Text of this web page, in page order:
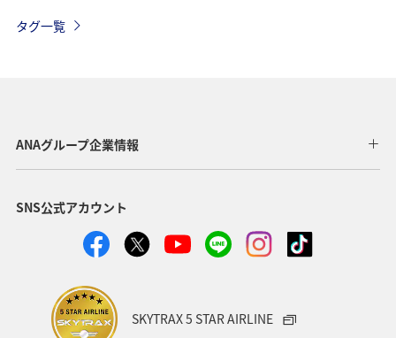
タグ一覧
ANAグループ企業情報
SNS公式アカウント
SKYTRAX 5 STAR AIRLINE